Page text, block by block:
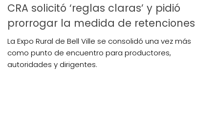
CRA solicitó ‘reglas claras’ y pidió
prorrogar la medida de retenciones
La Expo Rural de Bell Ville se consolidó una vez más
como punto de encuentro para productores,
autoridades y dirigentes.